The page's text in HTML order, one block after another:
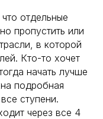
отдельные
пропустить или
в которой
Кто-то хочет
начать лучше
подробная
ступени.
через все 4